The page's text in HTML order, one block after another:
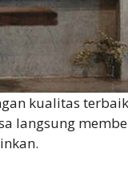
kualitas
langsung